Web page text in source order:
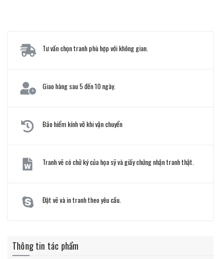
Tư vấn chọn tranh phù hợp với không gian.
Giao hàng sau 5 đến 10 ngày.
Bảo hiểm kính vỡ khi vận chuyển
Tranh vẽ có chữ ký của họa sỹ và giấy chứng nhận tranh thật.
Đặt vẽ và in tranh theo yêu cầu.
Thông tin tác phẩm